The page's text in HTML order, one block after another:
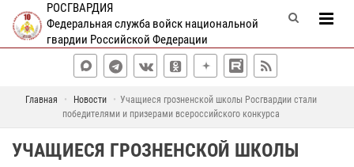
РОСГВАРДИЯ
Федеральная служба войск национальной
гвардии Российской Федерации
Главная Новости
Учащиеся грозненской школы Росгвардии стали
победителями и призерами всероссийского конкурса
УЧАЩИЕСЯ ГРОЗНЕНСКОЙ ШКОЛЫ